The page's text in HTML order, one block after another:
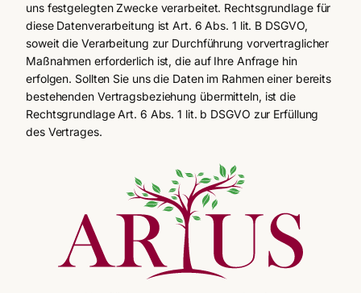
uns festgelegten Zwecke verarbeitet. Rechtsgrundlage für
diese Datenverarbeitung ist Art. 6 Abs. 1 lit. B DSGVO,
soweit die Verarbeitung zur Durchführung vorvertraglicher
Maßnahmen erforderlich ist, die auf Ihre Anfrage hin
erfolgen. Sollten Sie uns die Daten im Rahmen einer bereits
bestehenden Vertragsbeziehung übermitteln, ist die
Rechtsgrundlage Art. 6 Abs. 1 lit. b DSGVO zur Erfüllung
des Vertrages.